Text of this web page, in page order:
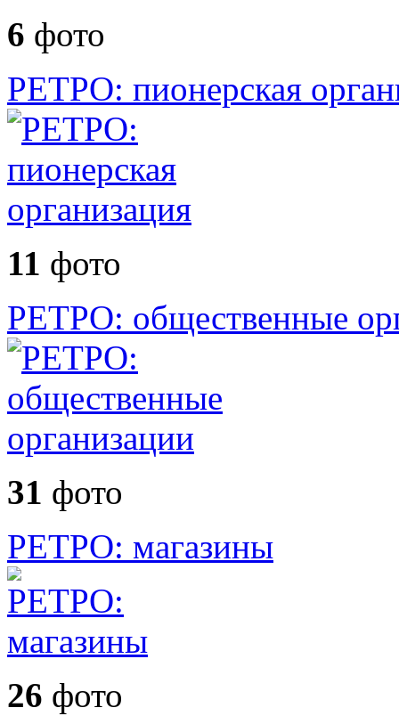
6 фото
РЕТРО: пионерская
11 фото
РЕТРО: общественные
31 фото
РЕТРО: магазины
26 фото